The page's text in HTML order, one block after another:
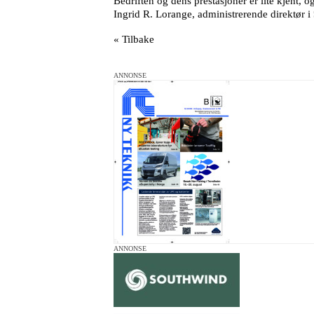
Ingrid R. Lorange, administrerende direktør i
« Tilbake
ANNONSE
ANNONSE